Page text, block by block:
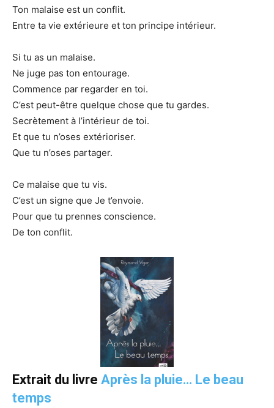
Ton malaise est un conflit.
Entre ta vie extérieure et ton principe intérieur.
Si tu as un malaise.
Ne juge pas ton entourage.
Commence par regarder en toi.
C’est peut-être quelque chose que tu gardes.
Secrètement à l’intérieur de toi.
Et que tu n’oses extérioriser.
Que tu n’oses partager.
Ce malaise que tu vis.
C’est un signe que Je t’envoie.
Pour que tu prennes conscience.
De ton conflit.
Extrait du livre Après la pluie… Le beau
temps